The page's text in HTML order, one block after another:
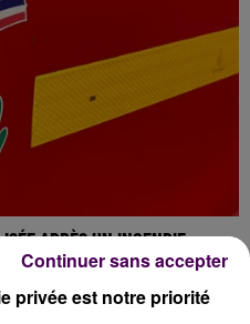
APRÈS UN INCENDIE
privée est notre priorité
Continuer sans accepter